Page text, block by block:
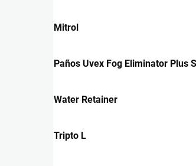
Mitrol
Paños Uvex Fog Eliminator Plus
Water Retainer
Tripto L